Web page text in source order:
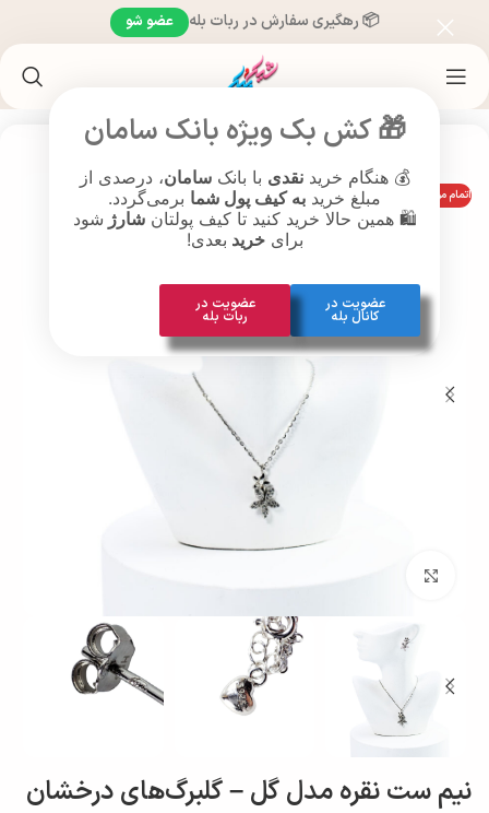
🎁 کش بک ویژه بانک سامان
💰 هنگام خریدنقدی با بانکسامان، درصدی از
مبلغ خرید به کیف پول شما برمی‌گردد.
🛍️ همین حالا خرید کنید تا کیف پولتانشارژ شود
برایخرید بعدی!
عضویت در
کانال بله
عضویت در
ربات بله
📦 رهگیری سفارش در ربات بله عضو شو
اتمام موجودی
نیم‌ ست نقره مدل گل – گلبرگ‌های درخشان